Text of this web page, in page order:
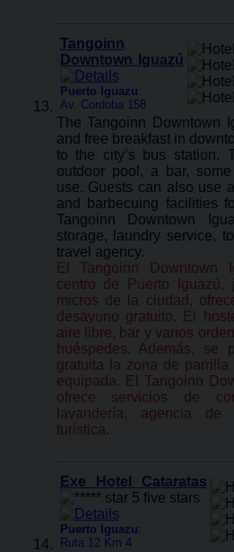
Tangoinn
Downtown Iguazú
Puerto Iguazu:
Av. Cordoba 158
The Tangoinn Downtown
and free breakfast in
to the city’s bus station.
outdoor pool, a bar, some
use. Guests can also use
and barbecuing facilities
Tangoinn Downtown
storage, laundry service,
travel agency.
El Tangoinn Downtown
centro de Puerto
micros de la ciudad,
desayuno gratuito. El
aire libre, bar y varios
huéspedes. Además, se
gratuita la zona de
equipada. El Tangoinn
ofrece servicios de
lavandería, agencia
turística.
Exe Hotel Cataratas
Puerto Iguazu:
Ruta 12 Km 4